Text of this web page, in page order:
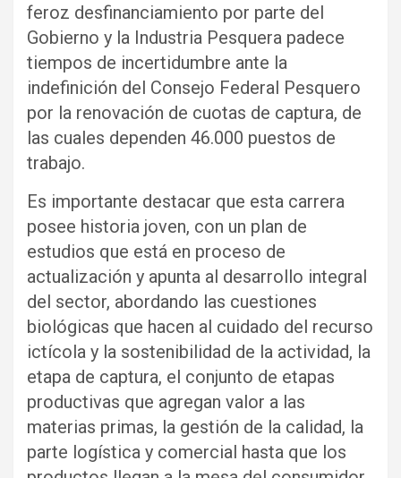
feroz desfinanciamiento por parte del
Gobierno y la Industria Pesquera padece
tiempos de incertidumbre ante la
indefinición del Consejo Federal Pesquero
por la renovación de cuotas de captura, de
las cuales dependen 46.000 puestos de
trabajo.
Es importante destacar que esta carrera
posee historia joven, con un plan de
estudios que está en proceso de
actualización y apunta al desarrollo integral
del sector, abordando las cuestiones
biológicas que hacen al cuidado del recurso
ictícola y la sostenibilidad de la actividad, la
etapa de captura, el conjunto de etapas
productivas que agregan valor a las
materias primas, la gestión de la calidad, la
parte logística y comercial hasta que los